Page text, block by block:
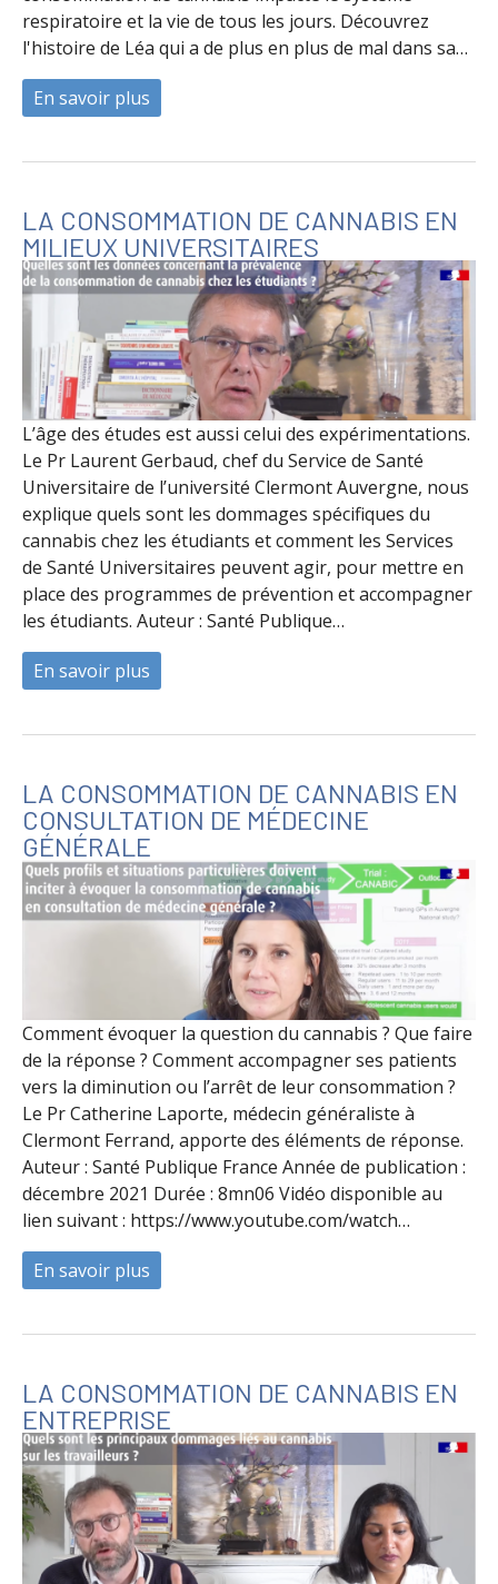
respiratoire et la vie de tous les jours. Découvrez
l'histoire de Léa qui a de plus en plus de mal dans sa…
En savoir plus
LA CONSOMMATION DE CANNABIS EN
MILIEUX UNIVERSITAIRES
L’âge des études est aussi celui des expérimentations.
Le Pr Laurent Gerbaud, chef du Service de Santé
Universitaire de l’université Clermont Auvergne, nous
explique quels sont les dommages spécifiques du
cannabis chez les étudiants et comment les Services
de Santé Universitaires peuvent agir, pour mettre en
place des programmes de prévention et accompagner
les étudiants. Auteur : Santé Publique…
En savoir plus
LA CONSOMMATION DE CANNABIS EN
CONSULTATION DE MÉDECINE
GÉNÉRALE
Comment évoquer la question du cannabis ? Que faire
de la réponse ? Comment accompagner ses patients
vers la diminution ou l’arrêt de leur consommation ?
Le Pr Catherine Laporte, médecin généraliste à
Clermont Ferrand, apporte des éléments de réponse.
Auteur : Santé Publique France Année de publication :
décembre 2021 Durée : 8mn06 Vidéo disponible au
lien suivant : https://www.youtube.com/watch…
En savoir plus
LA CONSOMMATION DE CANNABIS EN
ENTREPRISE